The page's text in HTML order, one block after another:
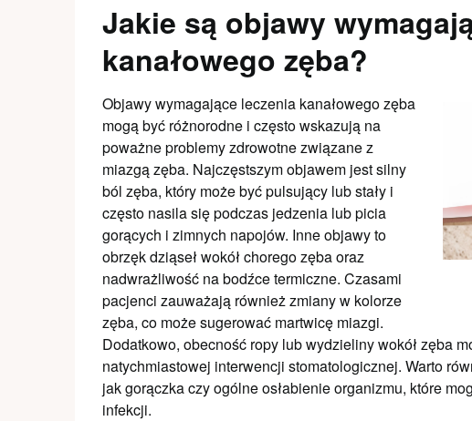
Jakie są objawy
kanałowego zęba?
Objawy wymagające leczenia kanałowego zęba
mogą być różnorodne i często wskazują na
poważne problemy zdrowotne związane z
miazgą zęba. Najczęstszym objawem jest silny
ból zęba, który może być pulsujący lub stały i
często nasila się podczas jedzenia lub picia
gorących i zimnych napojów. Inne objawy to
obrzęk dziąseł wokół chorego zęba oraz
nadwrażliwość na bodźce termiczne. Czasami
pacjenci zauważają również zmiany w kolorze
zęba, co może sugerować martwicę miazgi.
Dodatkowo, obecność ropy lub wydzieliny wokół zęba
natychmiastowej interwencji stomatologicznej. Warto
jak gorączka czy ogólne osłabienie organizmu, które
infekcji.